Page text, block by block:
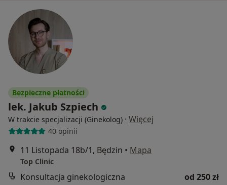
Bezpieczne płatności
lek. Jakub Szpiech
W trakcie specjalizacji (Ginekolog) · Więcej
40 opinii
11 Listopada 18b/1, Będzin • Mapa
Top Clinic
Konsultacja ginekologiczna
od 250 zł